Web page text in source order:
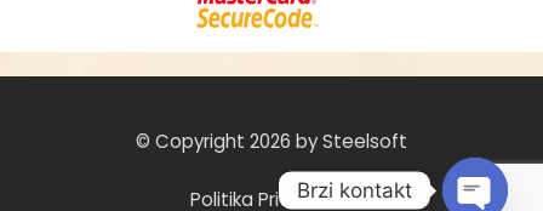
© Copyright 2026 by Steelsoft
Politika PrivatnostiBrzi kontakt